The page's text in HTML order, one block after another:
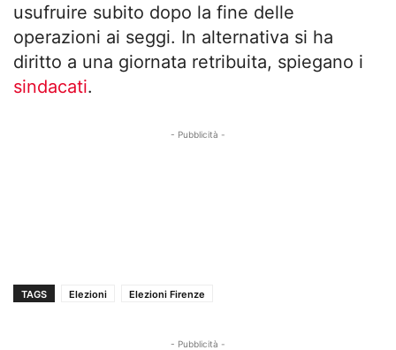
usufruire subito dopo la fine delle
operazioni ai seggi. In alternativa si ha
diritto a una giornata retribuita, spiegano i
sindacati.
- Pubblicità -
TAGS Elezioni Elezioni Firenze
- Pubblicità -